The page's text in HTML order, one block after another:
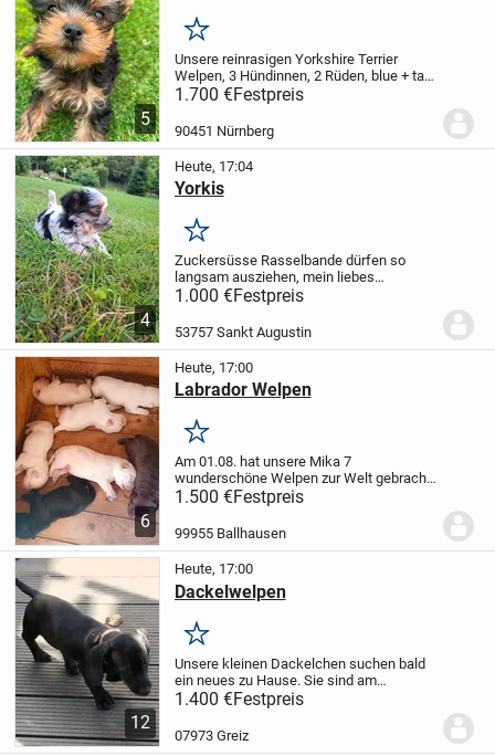
5
Merken
Unsere reinrasigen Yorkshire Terrier
Welpen, 3 Hündinnen, 2 Rüden, blue + tan,
geb. 6.6.26, VDH-Nachzucht, suchen ab
15.8.26, ein neues, liebevolles für immer
Zuhause.Sie sind bestens sozialisiert,...
1.700 €Festpreis
90451 Nürnberg
4
Heute, 17:04
Yorkis
Merken
Zuckersüsse Rasselbande dürfen so
langsam ausziehen, mein liebes
Rosienchen überraschte mich am 2 Mai
26 mit sechs Richtigen ?was ein Glück ?
nun darf ich als stolze Omi schweren
Herzens ein neues...
1.000 €Festpreis
53757 Sankt Augustin
6
Heute, 17:00
Labrador Welpen
Merken
Am 01.08. hat unsere Mika 7
wunderschöne Welpen zur Welt gebracht.
4 weiße Rüden, ein brauner Rüde, eine
weiße Hündin und eine schwarze Hündin.
Alle sind gesund und munter. Sie werden
1.500 €Festpreis
99955 Ballhausen
12
Heute, 17:00
Dackelwelpen
Merken
Unsere kleinen Dackelchen suchen bald
ein neues zu Hause. Sie sind am
16.05.2026 geboren 3 Rüden und 3
Hundin. Sie wachsen bei uns zu Hause
mit Familien Anhang auf. An Kinder und
Besuch sind sie...
1.400 €Festpreis
07973 Greiz